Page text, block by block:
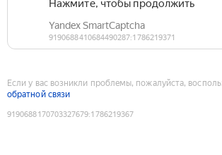
Если у вас возникли проблемы, пожалуйста,
обратной связи
9190688170703327679:1786219367